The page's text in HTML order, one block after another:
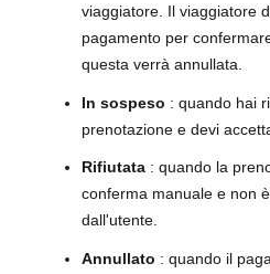
viaggiatore. Il viaggiatore
pagamento per
questa verrà annullata.
In sospeso : quando hai
prenotazione e devi
Rifiutata : quando la
conferma manuale e non
dall'utente.
Annullato : quando il